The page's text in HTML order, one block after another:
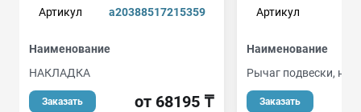
Артикул
a20388517215359
Наименование
НАКЛАДКА
Заказать от 68195 ₸
Артикул
Наименование
Рычаг подвески,
Заказать